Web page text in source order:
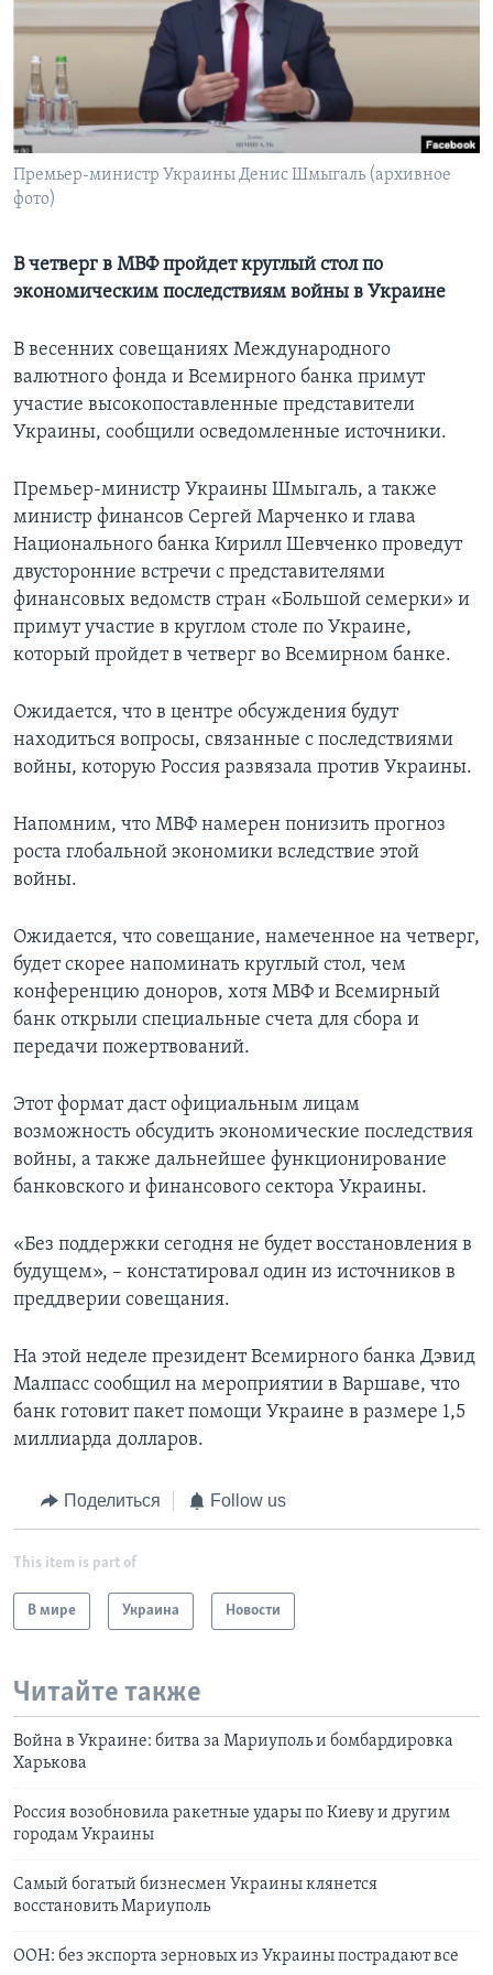
Learning English
СОЦИАЛЬНЫЕ СЕТИ
Языки
Премьер-министр Украины Денис Шмыгаль (архивное
фото)
В четверг в МВФ пройдет круглый стол по
экономическим последствиям войны в Украине
В весенних совещаниях Международного
валютного фонда и Всемирного банка примут
участие высокопоставленные представители
Украины, сообщили осведомленные источники.
Премьер-министр Украины Шмыгаль, а также
министр финансов Сергей Марченко и глава
Национального банка Кирилл Шевченко проведут
двусторонние встречи с представителями
финансовых ведомств стран «Большой семерки» и
примут участие в круглом столе по Украине,
который пройдет в четверг во Всемирном банке.
Ожидается, что в центре обсуждения будут
находиться вопросы, связанные с последствиями
войны, которую Россия развязала против Украины.
Напомним, что МВФ намерен понизить прогноз
роста глобальной экономики вследствие этой
войны.
Ожидается, что совещание, намеченное на четверг,
будет скорее напоминать круглый стол, чем
конференцию доноров, хотя МВФ и Всемирный
банк открыли специальные счета для сбора и
передачи пожертвований.
Этот формат даст официальным лицам
возможность обсудить экономические последствия
войны, а также дальнейшее функционирование
банковского и финансового сектора Украины.
«Без поддержки сегодня не будет восстановления в
будущем», – констатировал один из источников в
преддверии совещания.
На этой неделе президент Всемирного банка Дэвид
Малпасс сообщил на мероприятии в Варшаве, что
банк готовит пакет помощи Украине в размере 1,5
миллиарда долларов.
Поделиться Follow us
This item is part of
В мире Украина Новости
Читайте также
Война в Украине: битва за Мариуполь и бомбардировка
Харькова
Россия возобновила ракетные удары по Киеву и другим
городам Украины
Самый богатый бизнесмен Украины клянется
восстановить Мариуполь
ООН: без экспорта зерновых из Украины пострадают все